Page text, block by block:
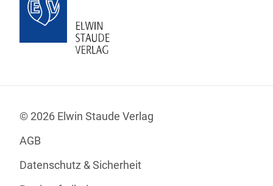
© 2026 Elwin Staude Verlag
AGB
Datenschutz & Sicherheit